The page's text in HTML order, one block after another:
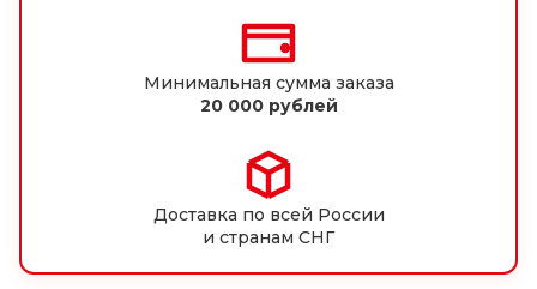
Минимальная сумма заказа
20 000 рублей
Доставка по всей России
и странам СНГ